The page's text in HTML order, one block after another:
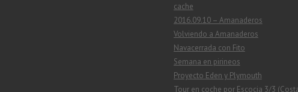
cache
2016.09.10 – Amanaderos
Volviendo a Amanaderos
Navacerrada con Fito
Semana en pirineos
Proyecto Eden y Plymouth
Tour en coche por Escocia 3/3